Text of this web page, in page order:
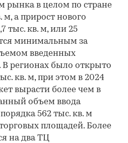
рынка в целом по стране
м, а прирост нового
тыс. кв. м, или 25
минимальным за
введенных
регионах было открыто
кв. м, при этом в 2024
вырасти более чем в
объем ввода
562 тыс. кв. м
площадей. Более
на два ТЦ